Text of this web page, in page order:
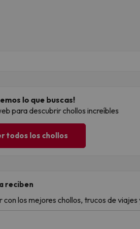
lo que buscas!
para descubrir chollos increíbles
todos los chollos
reciben
los mejores chollos, trucos de viajes